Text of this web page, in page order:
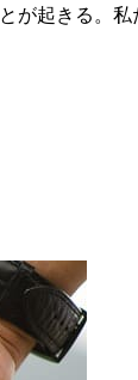
が起きる。